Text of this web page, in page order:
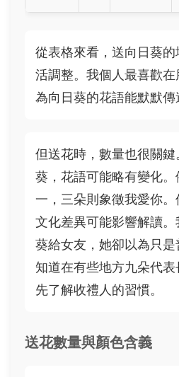
從表格來看，送向日葵
活調整。我個人最喜歡
為向日葵的花語能默默傳
但送花時，數量也很關
葵，花語可能略有變化
一，三朵則象徵我愛你。
文化差異可能影響解讀
葵給女友，她卻以為只
知道在有些地方九朵代
先了解收禮人的習慣。
送花數量與顏色含義